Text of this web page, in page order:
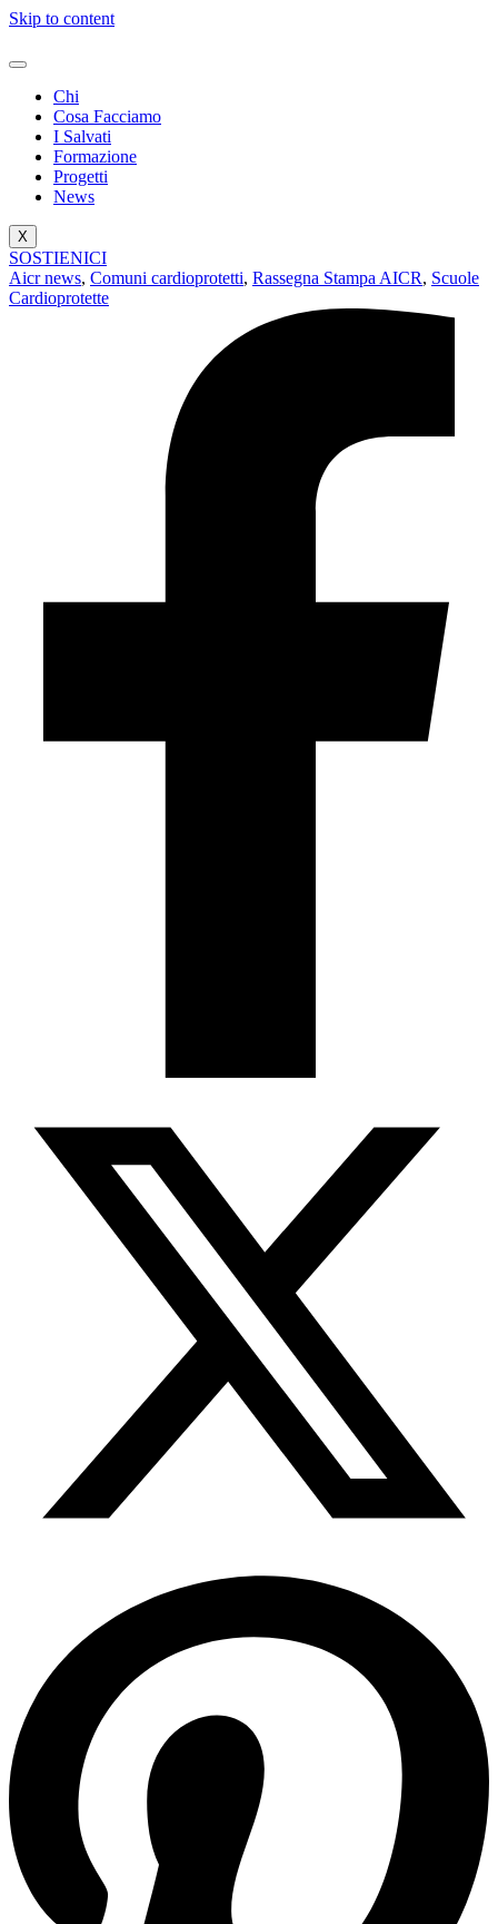
Skip to content
Chi
Cosa Facciamo
I Salvati
Formazione
Progetti
News
X
SOSTIENICI
Aicr news, Comuni cardioprotetti, Rassegna Stampa AICR, Scuole
Cardioprotette